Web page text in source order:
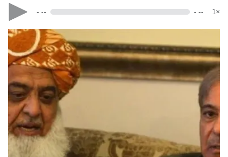
- -- - -- 1×